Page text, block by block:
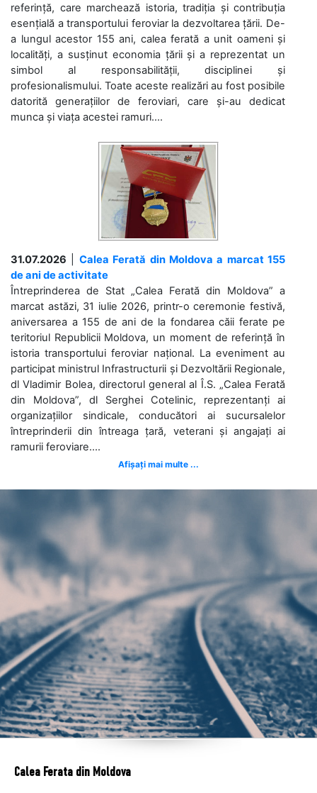
referință, care marchează istoria, tradiția și contribuția
esențială a transportului feroviar la dezvoltarea țării. De-
a lungul acestor 155 ani, calea ferată a unit oameni și
localități, a susținut economia țării și a reprezentat un
simbol al responsabilității, disciplinei și
profesionalismului. Toate aceste realizări au fost posibile
datorită generațiilor de feroviari, care și-au dedicat
munca și viața acestei ramuri....
31.07.2026
Calea Ferată din Moldova a marcat 155
de ani de activitate
Întreprinderea de Stat „Calea Ferată din Moldova” a
marcat astăzi, 31 iulie 2026, printr-o ceremonie festivă,
aniversarea a 155 de ani de la fondarea căii ferate pe
teritoriul Republicii Moldova, un moment de referință în
istoria transportului feroviar național. La eveniment au
participat ministrul Infrastructurii și Dezvoltării Regionale,
dl Vladimir Bolea, directorul general al Î.S. „Calea Ferată
din Moldova”, dl Serghei Cotelinic, reprezentanți ai
organizațiilor sindicale, conducători ai sucursalelor
întreprinderii din întreaga țară, veterani și angajați ai
ramurii feroviare....
Afișați mai multe ...
Calea Ferata din Moldova